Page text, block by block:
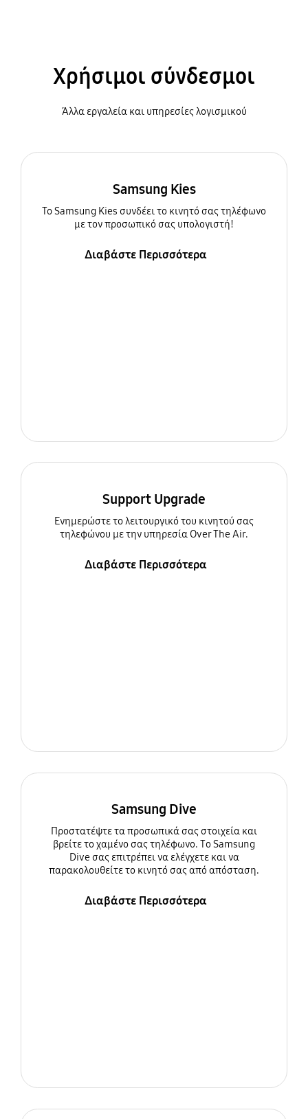
Χρήσιμοι σύνδεσμοι
Άλλα εργαλεία και υπηρεσίες λογισμικού
Samsung Kies
To Samsung Kies συνδέει το κινητό σας τηλέφωνο
με τον προσωπικό σας υπολογιστή!
Διαβάστε Περισσότερα
Support Upgrade
Ενημερώστε τo λειτουργικό του κινητού σας
τηλεφώνου με την υπηρεσία Over The Air.
Διαβάστε Περισσότερα
Samsung Dive
Προστατέψτε τα προσωπικά σας στοιχεία και
βρείτε το χαμένο σας τηλέφωνο. Το Samsung
Dive σας επιτρέπει να ελέγχετε και να
παρακολουθείτε το κινητό σας από απόσταση.
Διαβάστε Περισσότερα